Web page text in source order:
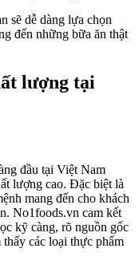
sẽ dễ dàng lựa chọn
đến những bữa ăn thật
lượng tại
đầu tại Việt Nam
lượng cao. Đặc biệt là
mang đến cho khách
No1foods.vn cam kết
kỹ càng, rõ nguồn gốc
các loại thực phẩm